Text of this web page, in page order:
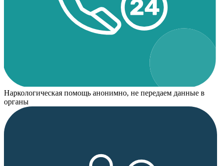
Наркологическая помощь анонимно, не передаем данные в
органы